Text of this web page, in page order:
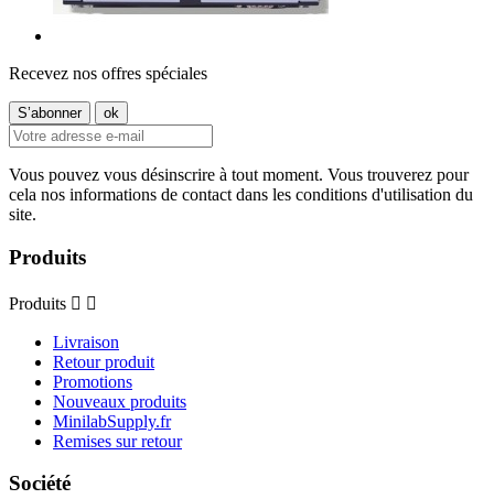
Recevez nos offres spéciales
Vous pouvez vous désinscrire à tout moment. Vous trouverez pour
cela nos informations de contact dans les conditions d'utilisation du
site.
Produits
Produits  
Livraison
Retour produit
Promotions
Nouveaux produits
MinilabSupply.fr
Remises sur retour
Société